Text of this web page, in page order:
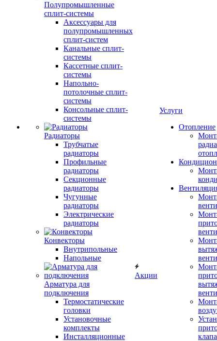
Полупромышленные
сплит-системы
Аксессуары для
полупромышленных
сплит-систем
Канальные сплит-
системы
Кассетные сплит-
системы
Напольно-
потолочные сплит-
системы
Консольные сплит-
системы
Радиаторы
Трубчатые
радиаторы
Профильные
радиаторы
Секционные
радиаторы
Чугунные
радиаторы
Электрические
радиаторы
Конвекторы
Внутрипольные
Напольные
Арматура для
подключения
Термостатические
головки
Установочные
комплекты
Инсталляционные
Акции
Услуги
Отопление